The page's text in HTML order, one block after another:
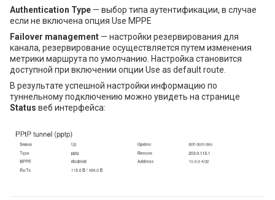
Authentication Type — выбор типа аутентификации, в случае
если не включена опция Use MPPE
Failover management — настройки резервирования для
канала, резервирование осуществляется путем изменения
метрики маршрута по умолчанию. Настройка становится
доступной при включении опции Use as default route.
В результате успешной настройки информацию по
туннельному подключению можно увидеть на странице
Status веб интерфейса: